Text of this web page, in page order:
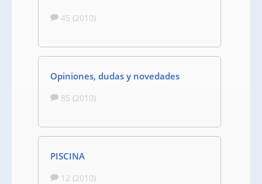
45 (2010)
Opiniones, dudas y novedades
85 (2010)
PISCINA
12 (2010)